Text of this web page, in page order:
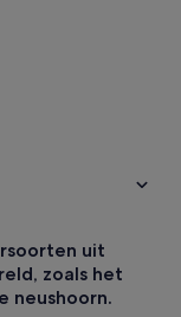
uit
zoals het
neushoorn.